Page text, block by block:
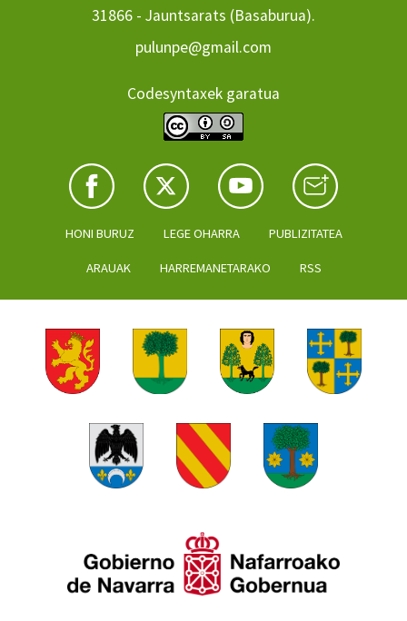
31866 - Jauntsarats (Basaburua).
pulunpe@gmail.com
Codesyntaxek garatua
HONI BURUZ LEGE OHARRA PUBLIZITATEA
ARAUAK HARREMANETARAKO RSS